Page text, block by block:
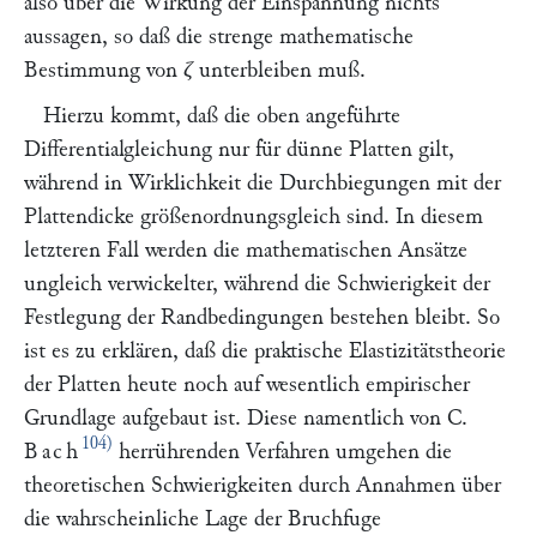
aussagen, so daß die strenge mathematische
Bestimmung von ζunterbleiben muß.
Hierzu kommt, daß die oben angeführte
Differentialgleichung nur für dünne Platten gilt,
während in Wirklichkeit die Durchbiegungen mit der
Plattendicke größenordnungsgleich sind. In diesem
letzteren Fall werden die mathematischen Ansätze
ungleich verwickelter, während die Schwierigkeit der
Festlegung der Randbedingungen bestehen bleibt. So
ist es zu erklären, daß die praktische Elastizitätstheorie
der Platten heute noch auf wesentlich empirischer
Grundlage aufgebaut ist. Diese namentlich von C.
Bach 104) herrührenden Verfahren umgehen die
theoretischen Schwierigkeiten durch Annahmen über
die wahrscheinliche Lage der Bruchfuge